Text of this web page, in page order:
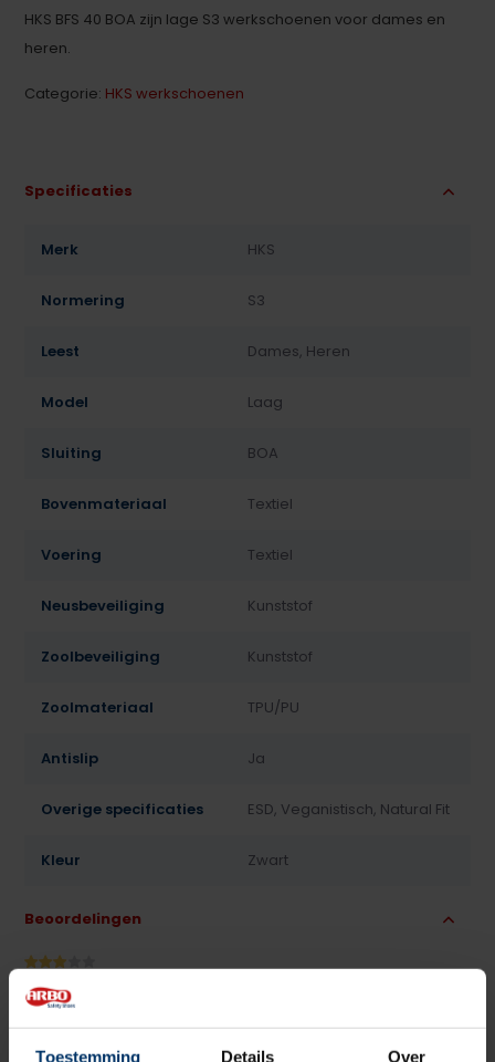
Toestemming Details Over
HKS BFS 40 BOA zijn lage S3 werkschoenen voor dames en
heren.
Categorie: HKS werkschoenen
Specificaties
Merk HKS
Normering S3
Leest Dames, Heren
Model Laag
Sluiting BOA
Bovenmateriaal Textiel
Voering Textiel
Neusbeveiliging Kunststof
Zoolbeveiliging Kunststof
Zoolmateriaal TPU/PU
Antislip Ja
Overige specificaties ESD, Veganistisch, Natural Fit
Kleur Zwart
Beoordelingen
3van5
Schrijf je eigen review